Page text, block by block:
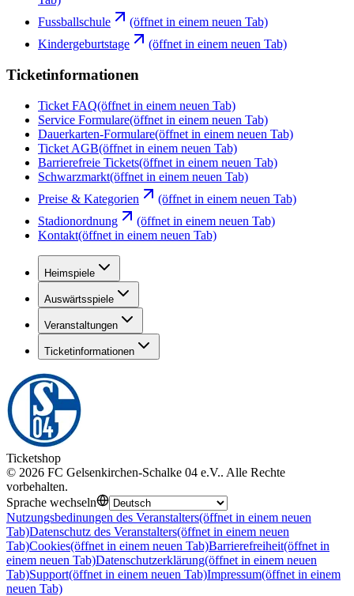
Fussballschule
(öffnet in einem neuen Tab)
Kindergeburtstage
(öffnet in einem neuen Tab)
Ticketinformationen
Ticket FAQ(öffnet in einem neuen Tab)
Service Formulare(öffnet in einem neuen Tab)
Dauerkarten-Formulare(öffnet in einem neuen Tab)
Ticket AGB(öffnet in einem neuen Tab)
Barrierefreie Tickets(öffnet in einem neuen Tab)
Schwarzmarkt(öffnet in einem neuen Tab)
Preise & Kategorien
(öffnet in einem neuen Tab)
Stadionordnung
(öffnet in einem neuen Tab)
Kontakt(öffnet in einem neuen Tab)
Heimspiele
Auswärtsspiele
Veranstaltungen
Ticketinformationen
Ticketshop
© 2026 FC Gelsenkirchen-Schalke 04 e.V.. Alle Rechte
vorbehalten.
Sprache wechseln
Nutzungsbedinungen des Veranstalters(öffnet in einem neuen
Tab)Datenschutz des Veranstalters(öffnet in einem neuen
Tab)Cookies(öffnet in einem neuen Tab)Barrierefreiheit(öffnet in
einem neuen Tab)Datenschutzerklärung(öffnet in einem neuen
Tab)Support(öffnet in einem neuen Tab)Impressum(öffnet in einem
neuen Tab)